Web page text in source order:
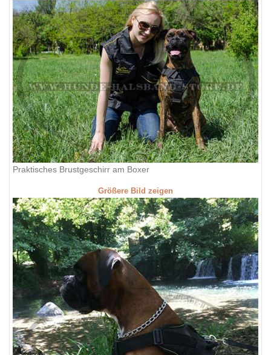
Praktisches Brustgeschirr am Boxer
Größere Bild zeigen